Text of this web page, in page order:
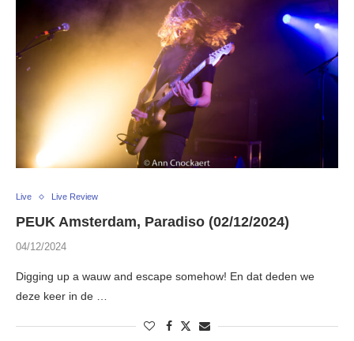
Live Live Review
PEUK Amsterdam, Paradiso (02/12/2024)
04/12/2024
Digging up a wauw and escape somehow! En dat deden we
deze keer in de …